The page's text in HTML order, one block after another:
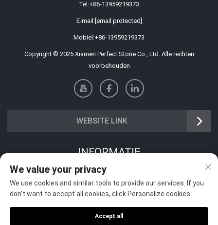
Tel:+86-13959219373
E-mail:[email protected]
Mobiel:+86-13959219373
Copyright © 2025 Xiamen Perfect Stone Co., Ltd. Alle rechten
voorbehouden
WEBSITE LINK
INFORMATIE
Meld je aan om onze wekelijkse nieuwsbrief te ontvangen
We value your privacy
We use cookies and similar tools to provide our services. If you
don't want to accept all cookies, click Personalize cookies.
Accept all